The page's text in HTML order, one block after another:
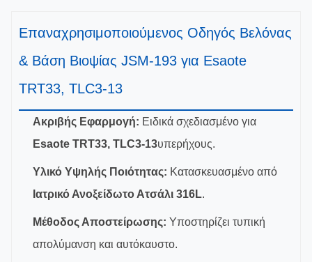
Επαναχρησιμοποιούμενος Οδηγός Βελόνας
& Βάση Βιοψίας JSM-193 για Esaote
TRT33, TLC3-13
Ακριβής Εφαρμογή: Ειδικά σχεδιασμένο για
Esaote TRT33, TLC3-13υπερήχους.
Υλικό Υψηλής Ποιότητας: Κατασκευασμένο από
Ιατρικό Ανοξείδωτο Ατσάλι 316L.
Μέθοδος Αποστείρωσης: Υποστηρίζει τυπική
απολύμανση και αυτόκαυστο.